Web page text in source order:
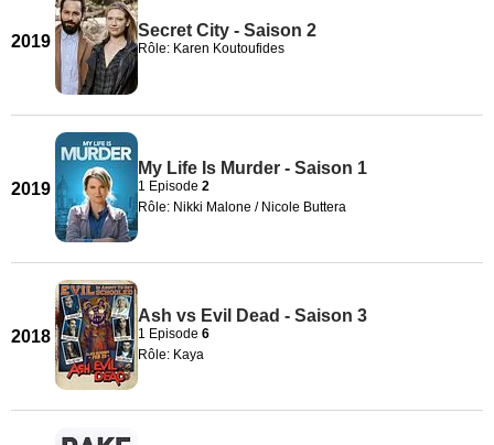
2019
Secret City - Saison 2
Rôle: Karen Koutoufides
2019
My Life Is Murder - Saison 1
1 Episode 2
Rôle: Nikki Malone / Nicole Buttera
2018
Ash vs Evil Dead - Saison 3
1 Episode 6
Rôle: Kaya